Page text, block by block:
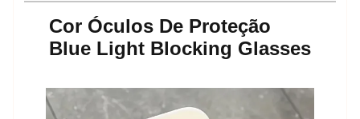
Cor Óculos De Proteção
Blue Light Blocking Glasses